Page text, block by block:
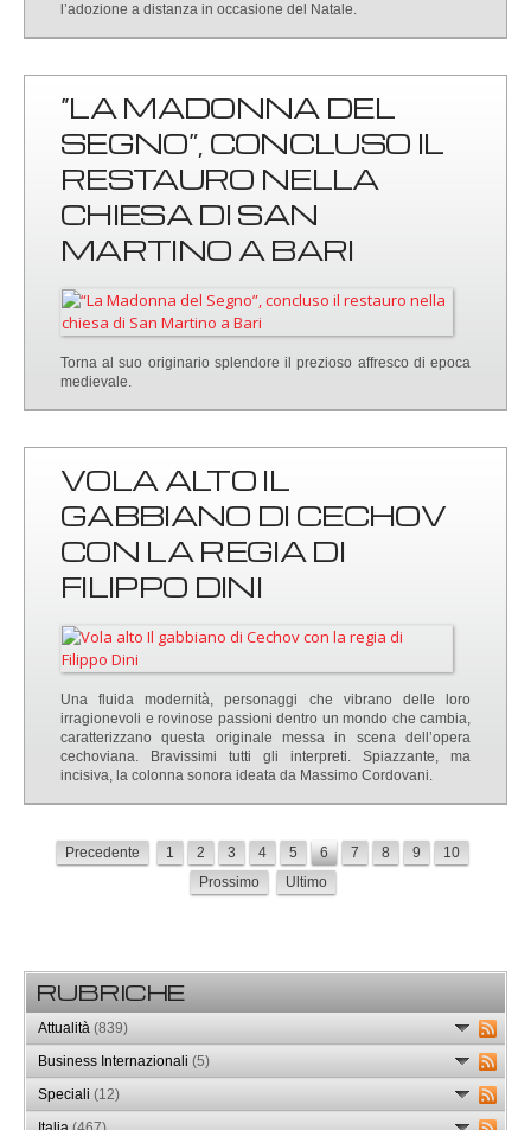
l’adozione a distanza in occasione del Natale.
“LA MADONNA DEL
SEGNO”, CONCLUSO IL
RESTAURO NELLA
CHIESA DI SAN
MARTINO A BARI
Torna al suo originario splendore il prezioso affresco di epoca
medievale.
VOLA ALTO IL
GABBIANO DI CECHOV
CON LA REGIA DI
FILIPPO DINI
Una fluida modernità, personaggi che vibrano delle loro
irragionevoli e rovinose passioni dentro un mondo che cambia,
caratterizzano questa originale messa in scena dell’opera
cechoviana. Bravissimi tutti gli interpreti. Spiazzante, ma
incisiva, la colonna sonora ideata da Massimo Cordovani.
Precedente 1 2 3 4 5 6 7 8 9
10
Prossimo
Ultimo
RUBRICHE
Attualità (839)
Business Internazionali (5)
Speciali (12)